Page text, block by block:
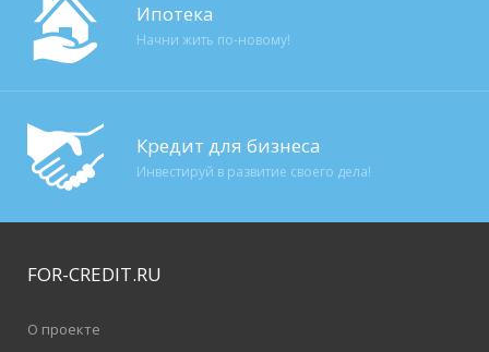
Ипотека
Начни жить по-новому!
Кредит для бизнеса
Инвестируй в развитие своего дела!
FOR-CREDIT.RU
О проекте